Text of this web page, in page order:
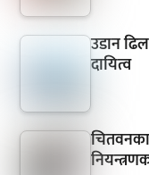
उडान
दायित्व